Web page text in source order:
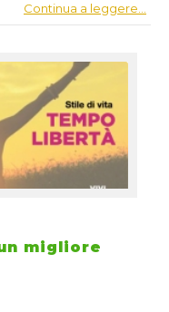
Continua a leggere...
migliore